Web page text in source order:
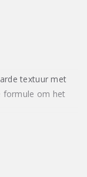
textuur met
formule om het
en door
war brengen van